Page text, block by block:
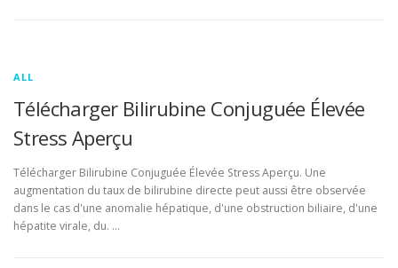
ALL
Télécharger Bilirubine Conjuguée Élevée
Stress Aperçu
Télécharger Bilirubine Conjuguée Élevée Stress Aperçu. Une
augmentation du taux de bilirubine directe peut aussi être observée
dans le cas d'une anomalie hépatique, d'une obstruction biliaire, d'une
hépatite virale, du. …